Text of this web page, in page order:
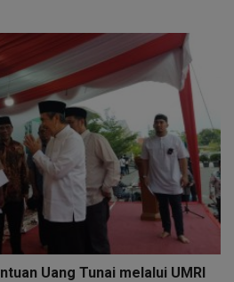
Uang Tunai melalui UMRI